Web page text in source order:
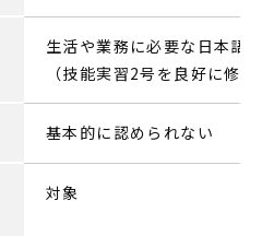
生活や業務に必要な日本語
（技能実習2号を良好に修
基本的に認められない
対象